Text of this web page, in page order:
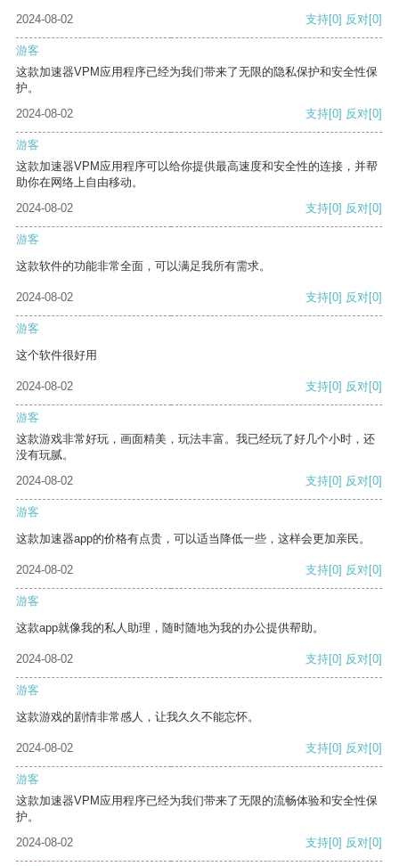
2024-08-02
支持[0] 反对[0]
游客
这款加速器VPM应用程序已经为我们带来了无限的隐私保护和安全性保
护。
2024-08-02
支持[0] 反对[0]
游客
这款加速器VPM应用程序可以给你提供最高速度和安全性的连接，并帮
助你在网络上自由移动。
2024-08-02
支持[0] 反对[0]
游客
这款软件的功能非常全面，可以满足我所有需求。
2024-08-02 支持[0] 反对[0]
游客
这个软件很好用
2024-08-02 支持[0] 反对[0]
游客
这款游戏非常好玩，画面精美，玩法丰富。我已经玩了好几个小时，还
没有玩腻。
2024-08-02
支持[0] 反对[0]
游客
这款加速器app的价格有点贵，可以适当降低一些，这样会更加亲民。
2024-08-02 支持[0] 反对[0]
游客
这款app就像我的私人助理，随时随地为我的办公提供帮助。
2024-08-02 支持[0] 反对[0]
游客
这款游戏的剧情非常感人，让我久久不能忘怀。
2024-08-02 支持[0] 反对[0]
游客
这款加速器VPM应用程序已经为我们带来了无限的流畅体验和安全性保
护。
2024-08-02
支持[0] 反对[0]